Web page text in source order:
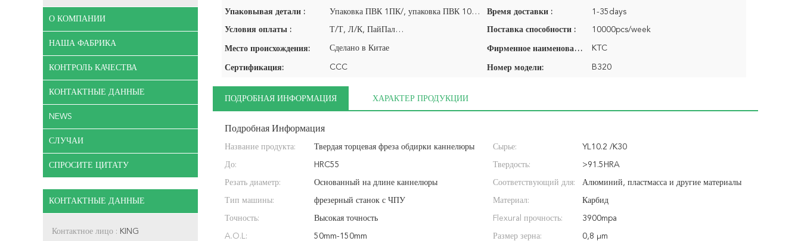
О КОМПАНИИ
НАША ФАБРИКА
КОНТРОЛЬ КАЧЕСТВА
КОНТАКТНЫЕ ДАННЫЕ
NEWS
СЛУЧАИ
СПРОСИТЕ ЦИТАТУ
КОНТАКТНЫЕ ДАННЫЕ
Контактное лицо : KING
Упаковывая детали : Упаковка ПВК 1ПК/, упаковка ПВК 10пкс/пакет… Время доставки : 1-35days
Условия оплаты : Т/Т, Л/К, ПайПал… Поставка способности : 10000pcs/week
Место происхождения: Сделано в Китае Фирменное наименование: KTC
Сертификация: CCC Номер модели: B320
ПОДРОБНАЯ ИНФОРМАЦИЯ ХАРАКТЕР ПРОДУКЦИИ
Подробная Информация
Название продукта: Твердая торцевая фреза обдирки каннелюры
вольфрамокарбидного сплава 3 карбида, резец
обдирки CNC фил
Сырье: YL10.2 /K30
До: HRC55 Твердость: >91.5HRA
Резать диаметр: Основанный на длине каннелюры Соответствующий для: Алюминий, пластмасса и другие материалы
Тип машины: фрезерный станок с ЧПУ Материал: Карбид
Точность: Высокая точность Flexural прочность: 3900mpa
A.O.L: 50mm-150mm Размер зерна: 0,8 μm